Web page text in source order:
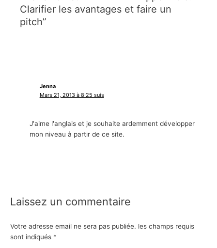
Clarifier les avantages et faire un
pitch”
Jenna
Mars 21, 2013 à 8:25 suis
J'aime l'anglais et je souhaite ardemment développer
mon niveau à partir de ce site.
Laissez un commentaire
Votre adresse email ne sera pas publiée. les champs requis
sont indiqués *